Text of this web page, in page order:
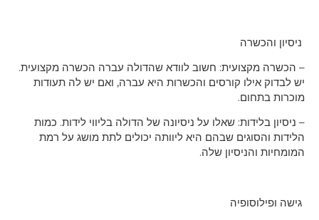
חשוב לוודא שהדולה עברה הכשרה מקצועית.
קורסים והכשרות היא עברה, ואם יש לה תעודות
שאלו על ניסיונה של הדולה בליווי לידות. כמות
שבהם היא ליוותה יכולים לתת מושג על רמת
שלה.